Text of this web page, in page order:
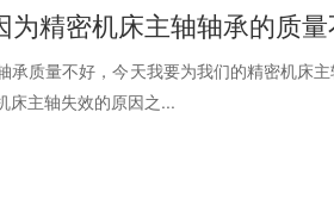
精密机床主轴轴承的质量
承质量不好，今天我要为我们的精密机床
床主轴失效的原因之...